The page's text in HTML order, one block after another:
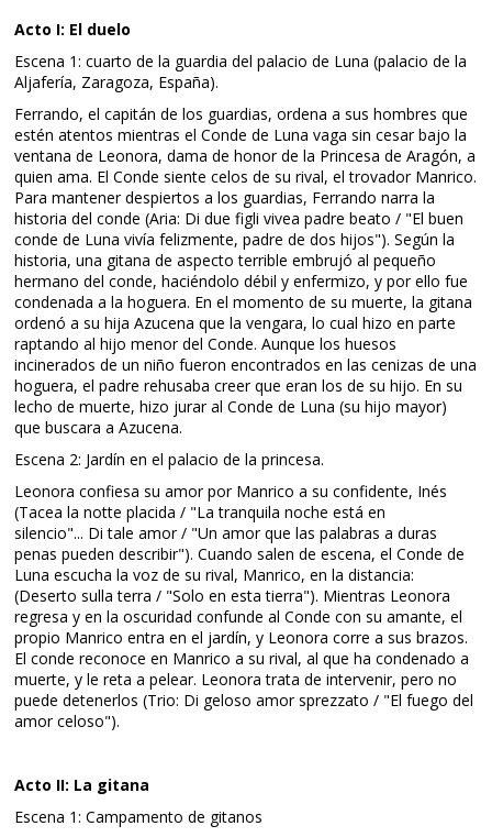
Acto I: El duelo
Escena 1: cuarto de la guardia del palacio de Luna (palacio de la
Aljafería, Zaragoza, España).
Ferrando, el capitán de los guardias, ordena a sus hombres que
estén atentos mientras el Conde de Luna vaga sin cesar bajo la
ventana de Leonora, dama de honor de la Princesa de Aragón, a
quien ama. El Conde siente celos de su rival, el trovador Manrico.
Para mantener despiertos a los guardias, Ferrando narra la
historia del conde (Aria: Di due figli vivea padre beato / "El buen
conde de Luna vivía felizmente, padre de dos hijos"). Según la
historia, una gitana de aspecto terrible embrujó al pequeño
hermano del conde, haciéndolo débil y enfermizo, y por ello fue
condenada a la hoguera. En el momento de su muerte, la gitana
ordenó a su hija Azucena que la vengara, lo cual hizo en parte
raptando al hijo menor del Conde. Aunque los huesos
incinerados de un niño fueron encontrados en las cenizas de una
hoguera, el padre rehusaba creer que eran los de su hijo. En su
lecho de muerte, hizo jurar al Conde de Luna (su hijo mayor)
que buscara a Azucena.
Escena 2: Jardín en el palacio de la princesa.
Leonora confiesa su amor por Manrico a su confidente, Inés
(Tacea la notte placida / "La tranquila noche está en
silencio"... Di tale amor / "Un amor que las palabras a duras
penas pueden describir"). Cuando salen de escena, el Conde de
Luna escucha la voz de su rival, Manrico, en la distancia:
(Deserto sulla terra / "Solo en esta tierra"). Mientras Leonora
regresa y en la oscuridad confunde al Conde con su amante, el
propio Manrico entra en el jardín, y Leonora corre a sus brazos.
El conde reconoce en Manrico a su rival, al que ha condenado a
muerte, y le reta a pelear. Leonora trata de intervenir, pero no
puede detenerlos (Trio: Di geloso amor sprezzato / "El fuego del
amor celoso").
Acto II: La gitana
Escena 1: Campamento de gitanos